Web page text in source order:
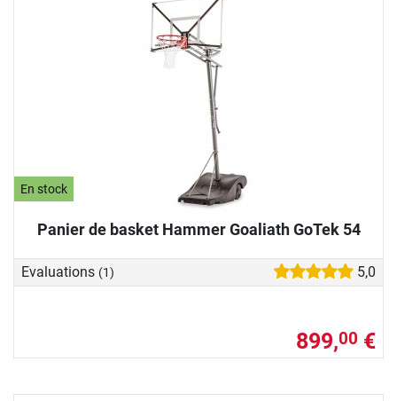
En stock
Panier de basket Hammer Goaliath GoTek 54
Evaluations (1) 5,0
899,00 €